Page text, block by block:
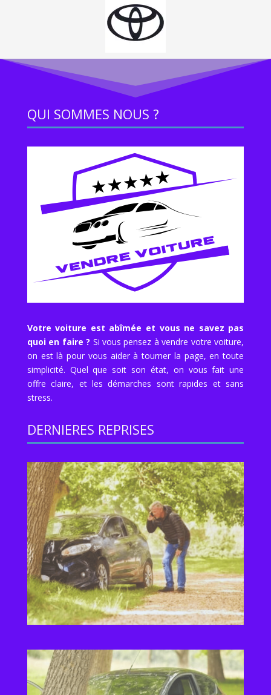
QUI SOMMES NOUS ?
Votre voiture est abîmée et vous ne savez pas
quoi en faire ? Si vous pensez à vendre votre voiture,
on est là pour vous aider à tourner la page, en toute
simplicité. Quel que soit son état, on vous fait une
offre claire, et les démarches sont rapides et sans
stress.
DERNIERES REPRISES